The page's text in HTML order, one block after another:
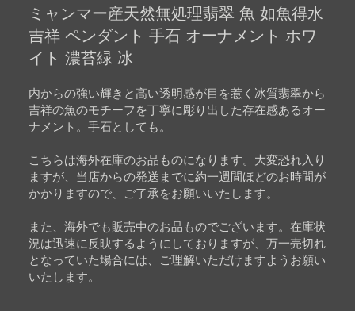
beginning
images
gallery
ミャンマー産天然無処理翡翠 魚 如魚得水
吉祥 ペンダント 手石 オーナメント ホワ
イト 濃苔緑 冰
内からの強い輝きと高い透明感が目を惹く冰質翡翠から
吉祥の魚のモチーフを丁寧に彫り出した存在感あるオー
ナメント。手石としても。
こちらは海外在庫のお品ものになります。大変恐れ入り
ますが、当店からの発送までに約一週間ほどのお時間が
かかりますので、ご了承をお願いいたします。
また、海外でも販売中のお品ものでございます。在庫状
況は迅速に反映するようにしておりますが、万一売切れ
となっていた場合には、ご理解いただけますようお願い
いたします。